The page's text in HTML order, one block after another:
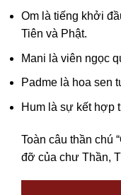
Om là tiếng khởi
Tiên và Phật.
Mani là viên ngọc
Padme là hoa sen
Hum là sự kết hợp
Toàn câu thần chú
đỡ của chư Thần,